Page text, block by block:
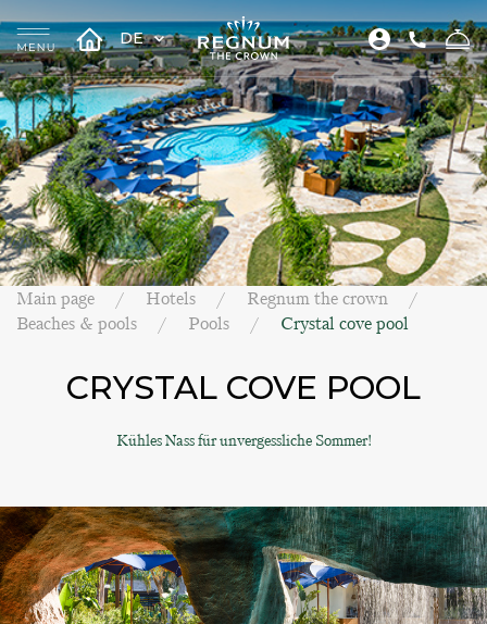
DE
Main page Hotels
Regnum the crown
Beaches & pools
Pools Crystal cove pool
CRYSTAL COVE POOL
Kühles Nass für unvergessliche Sommer!